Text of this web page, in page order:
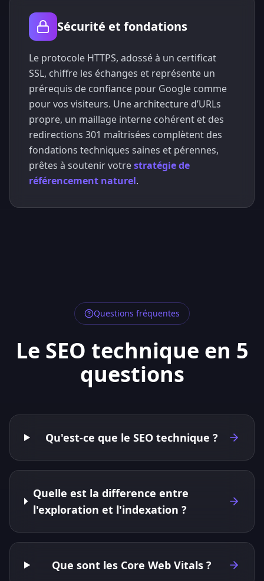
Sécurité et fondations
Le protocole HTTPS, adossé à un certificat
SSL, chiffre les échanges et représente un
prérequis de confiance pour Google comme
pour vos visiteurs. Une architecture d’URLs
propre, un maillage interne cohérent et des
redirections 301 maîtrisées complètent des
fondations techniques saines et pérennes,
prêtes à soutenir votrestratégie de
référencement naturel.
Questions fréquentes
Le SEO technique en 5
questions
Qu'est-ce que le SEO technique ?
Quelle est la difference entre
l'exploration et l'indexation ?
Que sont les Core Web Vitals ?